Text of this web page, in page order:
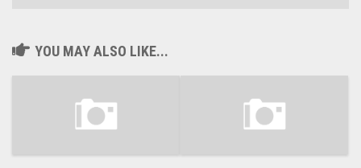
YOU MAY ALSO LIKE...